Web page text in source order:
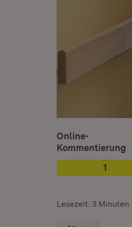
Phase
1
:
Ist ausgewählt.
Online-
Kommentierung
Lesezeit: 3 Minuten